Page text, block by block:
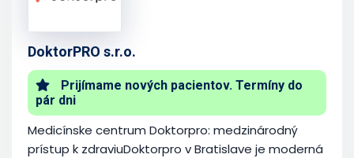
DoktorPRO s.r.o.
Prijímame nových pacientov. Termíny do
pár dni
Medicínske centrum Doktorpro: medzinárodný
prístup k zdraviuDoktorpro v Bratislave je moderná